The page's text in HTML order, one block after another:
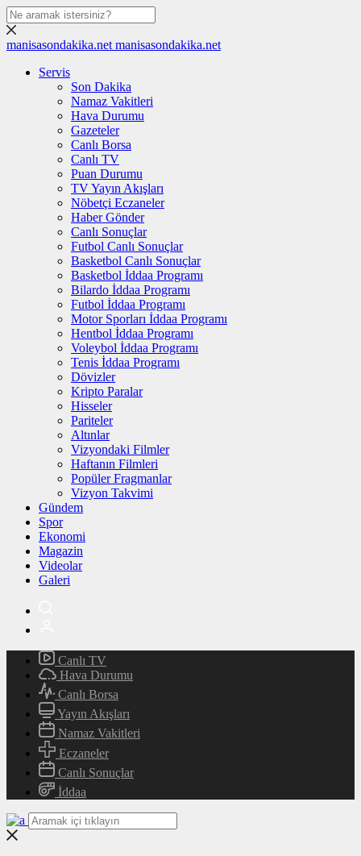
manisasondakika.net manisasondakika.net
Servis
Son Dakika
Namaz Vakitleri
Hava Durumu
Gazeteler
Canlı Borsa
Canlı TV
Puan Durumu
TV Yayın Akışları
Nöbetçi Eczaneler
Haber Gönder
Canlı Sonuçlar
Futbol Canlı Sonuçlar
Basketbol Canlı Sonuçlar
Basketbol İddaa Programı
Bilardo İddaa Programı
Futbol İddaa Programı
Motor Sporları İddaa Programı
Hentbol İddaa Programı
Voleybol İddaa Programı
Tenis İddaa Programı
Dövizler
Kripto Paralar
Hisseler
Pariteler
Altınlar
Vizyondaki Filmler
Haftanın Filmleri
Popüler Fragmanlar
Vizyon Takvimi
Gündem
Spor
Ekonomi
Magazin
Videolar
Galeri
Canlı TV
Hava Durumu
Canlı Borsa
Yayın Akışları
Namaz Vakitleri
Eczaneler
Canlı Sonuçlar
İddaa